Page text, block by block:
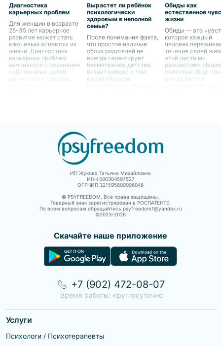
Диагностика
карьерных проблем
Для женщин в возрасте
25-35 лет карьерное
развитие может стать
ключевым аспектом их
жизни. Диагностика
карьерных проблем
начинается с осознания
собственных целей,
ценностей и страхов,
Вырастет ли ребёнок
психологически
здоровым в неполной
семье?
После понимания факта,
что простое наличие
обоих родителей не
всегда гарантирует
безмятежное детство,
встает вопрос о том,
каким образом
Обиды как
естественное
жизни
Обиды — это
которое каждый
человек
течение своей
этой части мы
рассмотрим общие
свойства обид,
они являются
ИП Жукова Татьяна Михайловна
ИНН 590304597527
ОГРНИП 321595800096048
© PSYFREEDOM. Все права защищены.
Товарный знак зарегистрирован в РОСПАТЕНТЕ.
По всем вопросам обращайтесь psyfreedom1@yandex.ru
©2023-2026
Скачайте наше приложение
Услуги
Психологи / Психотерапевты
+7 (902) 472-08-07
Время работы: круглосуточно